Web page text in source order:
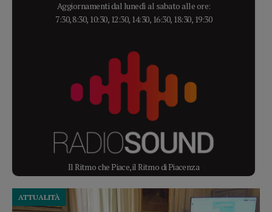
Aggiornamenti dal lunedì al sabato alle ore:
7:30, 8:30, 10:30, 12:30, 14:30, 16:30, 18:30, 19:30
Il Ritmo che Piace, il Ritmo di Piacenza
ATTUALITÀ